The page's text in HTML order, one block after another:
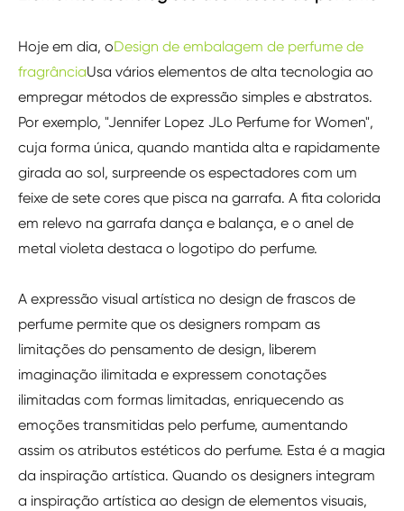
Hoje em dia, oDesign de embalagem de perfume de
fragrânciaUsa vários elementos de alta tecnologia ao
empregar métodos de expressão simples e abstratos.
Por exemplo, "Jennifer Lopez JLo Perfume for Women",
cuja forma única, quando mantida alta e rapidamente
girada ao sol, surpreende os espectadores com um
feixe de sete cores que pisca na garrafa. A fita colorida
em relevo na garrafa dança e balança, e o anel de
metal violeta destaca o logotipo do perfume.
A expressão visual artística no design de frascos de
perfume permite que os designers rompam as
limitações do pensamento de design, liberem
imaginação ilimitada e expressem conotações
ilimitadas com formas limitadas, enriquecendo as
emoções transmitidas pelo perfume, aumentando
assim os atributos estéticos do perfume. Esta é a magia
da inspiração artística. Quando os designers integram
a inspiração artística ao design de elementos visuais,